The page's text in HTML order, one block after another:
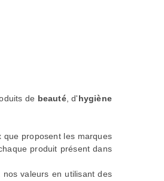
de beauté, d'hygiène
que proposent les marques
produit présent dans
valeurs en utilisant des